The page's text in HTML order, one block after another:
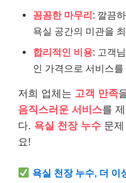
꼼꼼한 마무리: 깔끔
욕실 공간의 미관을
합리적인 비용: 고객
인 가격으로 서비스를
저희 업체는 고객 만족
음직스러운 서비스를
다. 욕실 천장 누수 문
요!
욕실 천장 누수, 더 이